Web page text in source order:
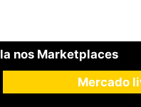
nos Marketplaces
Mercado